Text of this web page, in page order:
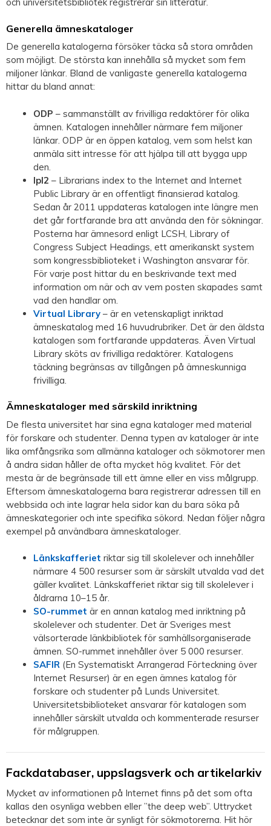
Generella ämneskataloger
De generella katalogerna försöker täcka så stora områden
som möjligt. De största kan innehålla så mycket som fem
miljoner länkar. Bland de vanligaste generella katalogerna
hittar du bland annat:
ODP – sammanställt av frivilliga redaktörer för olika
ämnen. Katalogen innehåller närmare fem miljoner
länkar. ODP är en öppen katalog, vem som helst kan
anmäla sitt intresse för att hjälpa till att bygga upp
den.
Ipl2 – Librarians index to the Internet and Internet
Public Library är en offentligt finansierad katalog.
Sedan år 2011 uppdateras katalogen inte längre men
det går fortfarande bra att använda den för sökningar.
Posterna har ämnesord enligt LCSH, Library of
Congress Subject Headings, ett amerikanskt system
som kongressbiblioteket i Washington ansvarar för.
För varje post hittar du en beskrivande text med
information om när och av vem posten skapades samt
vad den handlar om.
Virtual Library – är en vetenskapligt inriktad
ämneskatalog med 16 huvudrubriker. Det är den äldsta
katalogen som fortfarande uppdateras. Även Virtual
Library sköts av frivilliga redaktörer. Katalogens
täckning begränsas av tillgången på ämneskunniga
frivilliga.
Ämneskataloger med särskild inriktning
De flesta universitet har sina egna kataloger med material
för forskare och studenter. Denna typen av kataloger är inte
lika omfångsrika som allmänna kataloger och sökmotorer men
å andra sidan håller de ofta mycket hög kvalitet. För det
mesta är de begränsade till ett ämne eller en viss målgrupp.
Eftersom ämneskatalogerna bara registrerar adressen till en
webbsida och inte lagrar hela sidor kan du bara söka på
ämneskategorier och inte specifika sökord. Nedan följer några
exempel på användbara ämneskataloger.
Länkskafferiet riktar sig till skolelever och innehåller
närmare 4 500 resurser som är särskilt utvalda vad det
gäller kvalitet. Länkskafferiet riktar sig till skolelever i
åldrarna 10–15 år.
SO-rummet är en annan katalog med inriktning på
skolelever och studenter. Det är Sveriges mest
välsorterade länkbibliotek för samhällsorganiserade
ämnen. SO-rummet innehåller över 5 000 resurser.
SAFIR (En Systematiskt Arrangerad Förteckning över
Internet Resurser) är en egen ämnes katalog för
forskare och studenter på Lunds Universitet.
Universitetsbiblioteket ansvarar för katalogen som
innehåller särskilt utvalda och kommenterade resurser
för målgruppen.
Fackdatabaser, uppslagsverk och artikelarkiv
Mycket av informationen på Internet finns på det som ofta
kallas den osynliga webben eller ”the deep web”. Uttrycket
betecknar det som inte är synligt för sökmotorerna. Hit hör